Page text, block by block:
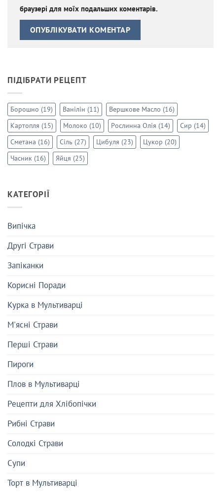
браузері для моїх подальших коментарів.
ПІДІБРАТИ РЕЦЕПТ
Борошно (19) Ванілін (11) Вершкове Масло (16)
Картопля (15) Молоко (10) Рослинна Олія (14) Сир (14)
Сметана (16) Сіль (27) Цибуля (23) Цукор (20)
Часник (16) Яйця (25)
КАТЕГОРІЇ
Випічка
Другі Страви
Запіканки
Корисні Поради
Курка в Мультиварці
М'ясні Страви
Перші Страви
Пироги
Плов в Мультиварці
Рецепти для Хлібопічки
Рибні Страви
Солодкі Страви
Супи
Торт в Мультиварці